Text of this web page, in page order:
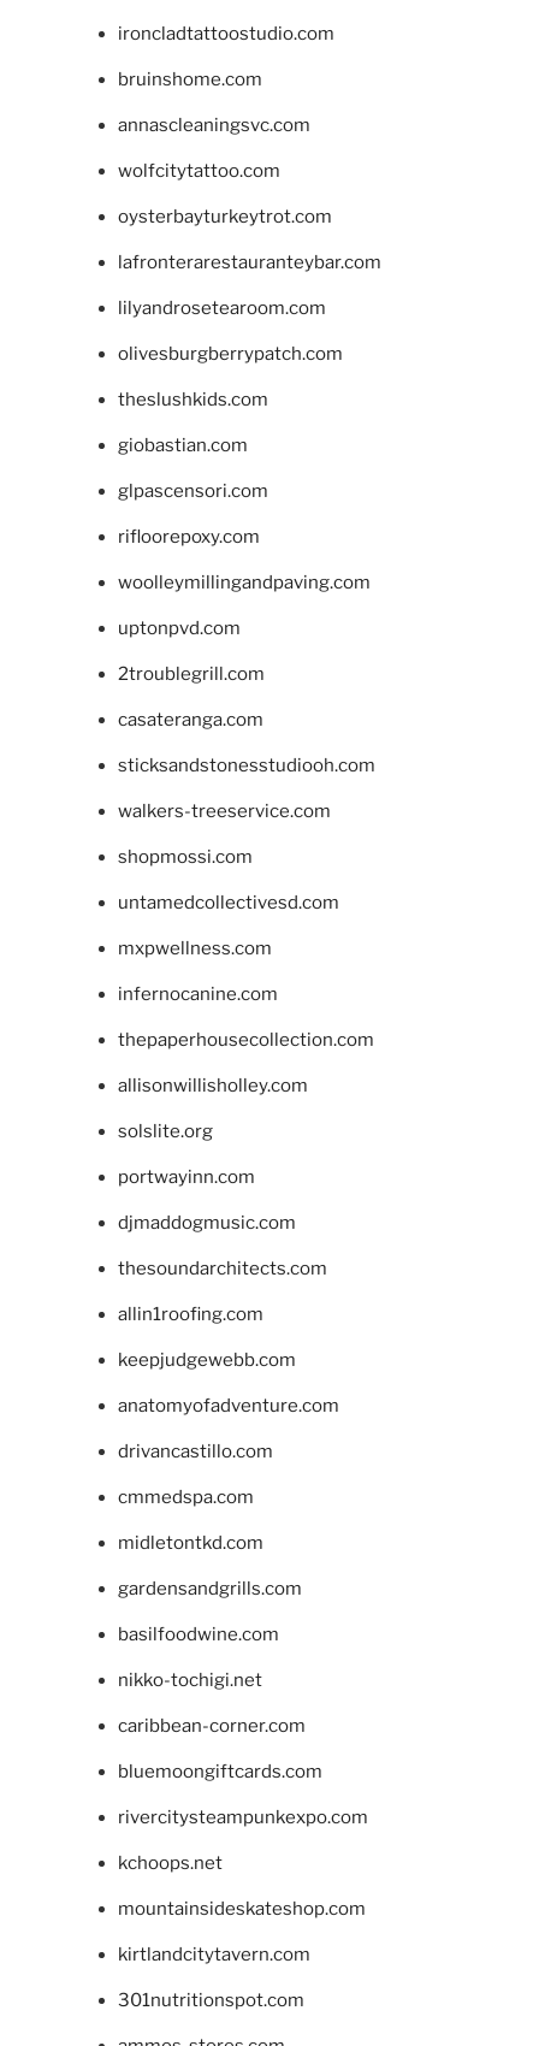
ironcladtattoostudio.com
bruinshome.com
annascleaningsvc.com
wolfcitytattoo.com
oysterbayturkeytrot.com
lafronterarestauranteybar.com
lilyandrosetearoom.com
olivesburgberrypatch.com
theslushkids.com
giobastian.com
glpascensori.com
rifloorepoxy.com
woolleymillingandpaving.com
uptonpvd.com
2troublegrill.com
casateranga.com
sticksandstonesstudiooh.com
walkers-treeservice.com
shopmossi.com
untamedcollectivesd.com
mxpwellness.com
infernocanine.com
thepaperhousecollection.com
allisonwillisholley.com
solslite.org
portwayinn.com
djmaddogmusic.com
thesoundarchitects.com
allin1roofing.com
keepjudgewebb.com
anatomyofadventure.com
drivancastillo.com
cmmedspa.com
midletontkd.com
gardensandgrills.com
basilfoodwine.com
nikko-tochigi.net
caribbean-corner.com
bluemoongiftcards.com
rivercitysteampunkexpo.com
kchoops.net
mountainsideskateshop.com
kirtlandcitytavern.com
301nutritionspot.com